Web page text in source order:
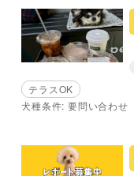
テラスOK
犬種条件: 要問い合わせ